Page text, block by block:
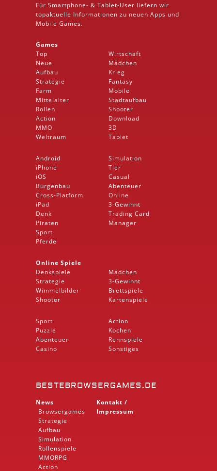
Für Smartphone- & Tablet-User liefern wir
topaktuelle Informationen zu neuen Apps und
Mobile Games.
Games
Top
Neue
Aufbau
Strategie
Farm
Mittelalter
Rollen
Action
MMO
Weltraum
Wirtschaft
Mädchen
Krieg
Fantasy
Mobile
Stadtaufbau
Shooter
Download
3D
Tablet
Android
iPhone
iOS
Burgenbau
Cross-Platform
iPad
Denk
Piraten
Sport
Pferde
Simulation
Tier
Casual
Abenteuer
Online
3-Gewinnt
Trading Card
Manager
Online Spiele
Denkspiele
Strategie
Wimmelbilder
Shooter
Mädchen
3-Gewinnt
Brettspiele
Kartenspiele
Sport
Puzzle
Abenteuer
Casino
Action
Kochen
Rennspiele
Sonstiges
BESTEBROWSERGAMES.DE
News
Browsergames
Strategie
Aufbau
Simulation
Rollenspiele
MMORPG
Action
Kontakt /
Impressum